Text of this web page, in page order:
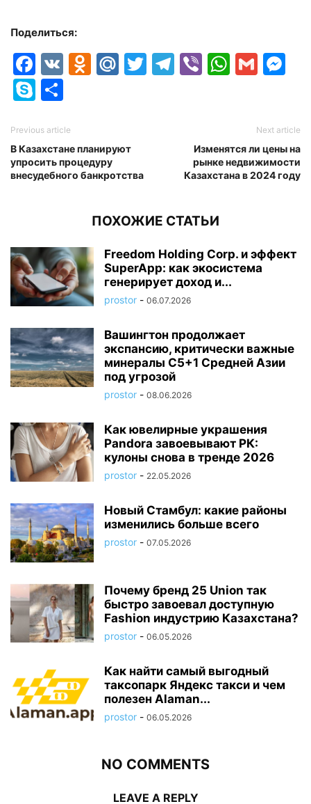
Поделиться:
Facebook
VK Odnoklassniki
Mail.Ru
Twitter
Telegram
Viber
Skype
Previous article
В Казахстане планируют
упросить процедуру
внесудебного банкротства
Next article
Изменятся ли цены на
рынке недвижимости
Казахстана в 2024 году
ПОХОЖИЕ СТАТЬИ
Freedom Holding Corp. и эффект
SuperApp: как экосистема
генерирует доход и...
prostor - 06.07.2026
Вашингтон продолжает
экспансию, критически важные
минералы C5+1 Средней Азии
под угрозой
prostor - 08.06.2026
Как ювелирные украшения
Pandora завоевывают РК:
кулоны снова в тренде 2026
prostor - 22.05.2026
Новый Стамбул: какие районы
изменились больше всего
prostor - 07.05.2026
Почему бренд 25 Union так
быстро завоевал доступную
Fashion индустрию Казахстана?
prostor - 06.05.2026
Как найти самый выгодный
таксопарк Яндекс такси и чем
полезен Alaman...
prostor - 06.05.2026
NO COMMENTS
LEAVE A REPLY